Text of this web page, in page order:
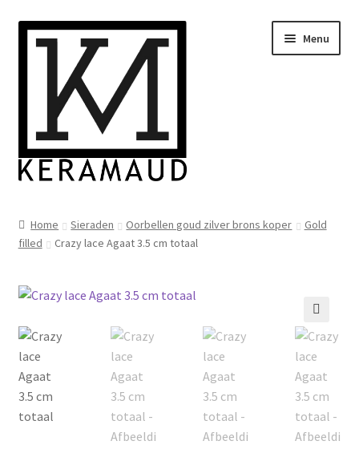
Ga
door
navigatie
Ga
naar
Menu
Over mij
Nieuws
Informatie
Contact
Inloggen
Home Sieraden Oorbellen goud zilver brons koper
Gold
filled
Crazy lace Agaat 3.5 cm totaal
🔍